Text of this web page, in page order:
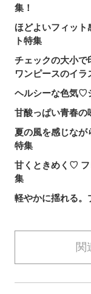
集！
ほどよいフィッ
ト特集
チェックの大小
ワンピースのイラ
ヘルシーな色気♡
甘酸っぱい青春
夏の風を感じなが
特集
甘くときめく♡ フ
集
軽やかに揺れる。
関